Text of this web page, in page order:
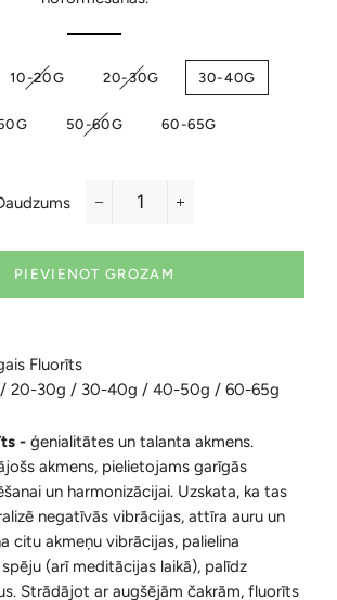
10-20G 20-30G 30-40G
50-60G 60-65G
PIEVIENOT GROZAM
Fluorīts
20-30g / 30-40g / 40-50g / 60-65g
- ģenialitātes un talanta akmens.
akmens, pielietojams garīgās
un harmonizācijai. Uzskata, ka tas
negatīvās vibrācijas, attīra auru un
citu akmeņu vibrācijas, palielina
(arī meditācijas laikā), palīdz
Strādājot ar augšējām čakrām, fluorīts